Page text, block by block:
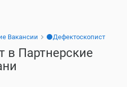
Вакансии ⚫Дефектоскопист
в Партнерские